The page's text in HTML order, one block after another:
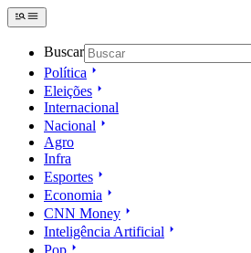
Buscar
Política
Eleições
Internacional
Nacional
Agro
Infra
Esportes
Economia
CNN Money
Inteligência Artificial
Pop